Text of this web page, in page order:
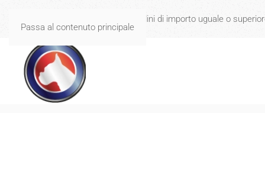
Spese di spedizione gratuite per ordini di importo uguale o
Passa al contenuto principale